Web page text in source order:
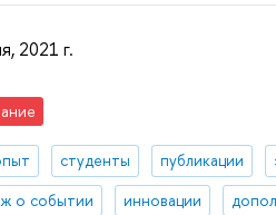
2021 г.
студенты публикации
о событии
инновации